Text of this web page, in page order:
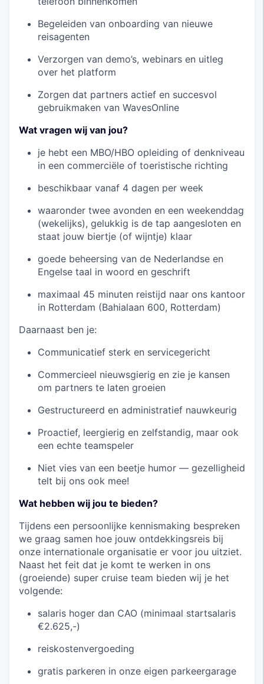
Begeleiden van onboarding van nieuwe
reisagenten
Verzorgen van demo’s, webinars en uitleg
over het platform
Zorgen dat partners actief en succesvol
gebruikmaken van WavesOnline
Wat vragen wij van jou?
je hebt een MBO/HBO opleiding of denkniveau
in een commerciële of toeristische richting
beschikbaar vanaf 4 dagen per week
waaronder twee avonden en een weekenddag
(wekelijks), gelukkig is de tap aangesloten en
staat jouw biertje (of wijntje) klaar
goede beheersing van de Nederlandse en
Engelse taal in woord en geschrift
maximaal 45 minuten reistijd naar ons kantoor
in Rotterdam (Bahialaan 600, Rotterdam)
Daarnaast ben je:
Communicatief sterk en servicegericht
Commercieel nieuwsgierig en zie je kansen
om partners te laten groeien
Gestructureerd en administratief nauwkeurig
Proactief, leergierig en zelfstandig, maar ook
een echte teamspeler
Niet vies van een beetje humor — gezelligheid
telt bij ons ook mee!
Wat hebben wij jou te bieden?
Tijdens een persoonlijke kennismaking bespreken
we graag samen hoe jouw ontdekkingsreis bij
onze internationale organisatie er voor jou uitziet.
Naast het feit dat je komt te werken in ons
(groeiende) super cruise team bieden wij je het
volgende:
salaris hoger dan CAO (minimaal startsalaris
€2.625,-)
reiskostenvergoeding
gratis parkeren in onze eigen parkeergarage